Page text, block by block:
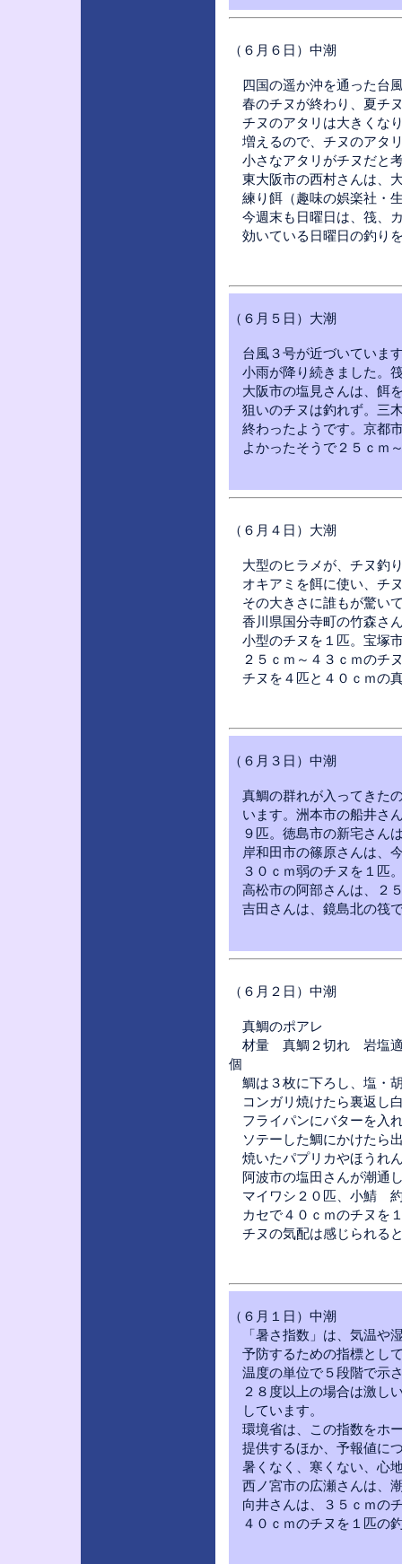
（６月６日）中潮
四国の遥か沖を通った台
春のチヌが終わり、夏チ
チヌのアタリは大きくな
増えるので、チヌのアタ
小さなアタリがチヌだと
東大阪市の西村さんは、
練り餌（趣味の娯楽社・
今週末も日曜日は、筏、
効いている日曜日の釣り
（６月５日）大潮
台風３号が近づいていま
小雨が降り続きました。
大阪市の塩見さんは、餌
狙いのチヌは釣れず。三
終わったようです。京都
よかったそうで２５ｃｍ
（６月４日）大潮
大型のヒラメが、チヌ釣
オキアミを餌に使い、チ
その大きさに誰もが驚い
香川県国分寺町の竹森さ
小型のチヌを１匹。宝塚
２５ｃｍ～４３ｃｍのチ
チヌを４匹と４０ｃｍの
（６月３日）中潮
真鯛の群れが入ってきた
います。洲本市の船井さ
９匹。徳島市の新宅さん
岸和田市の篠原さんは、
３０ｃｍ弱のチヌを１匹
高松市の阿部さんは、２
吉田さんは、鏡島北の筏
（６月２日）中潮
真鯛のポアレ
材量 真鯛２切れ 岩塩
鯛は３枚に下ろし、塩・
コンガリ焼けたら裏返
フライパンにバターを
ソテーした鯛にかけたら
焼いたパプリカやほうれ
阿波市の塩田さんが潮通
マイワシ２０匹、小鯖 約
カセで４０ｃｍのチヌを
チヌの気配は感じられる
（６月１日）中潮
「暑さ指数」は、気温や
予防するための指標とし
温度の単位で５段階で
２８度以上の場合は激し
しています。
環境省は、この指数をホ
提供するほか、予報値に
暑くなく、寒くない、心
西ノ宮市の広瀬さんは、
向井さんは、３５ｃｍの
４０ｃｍのチヌを１匹の